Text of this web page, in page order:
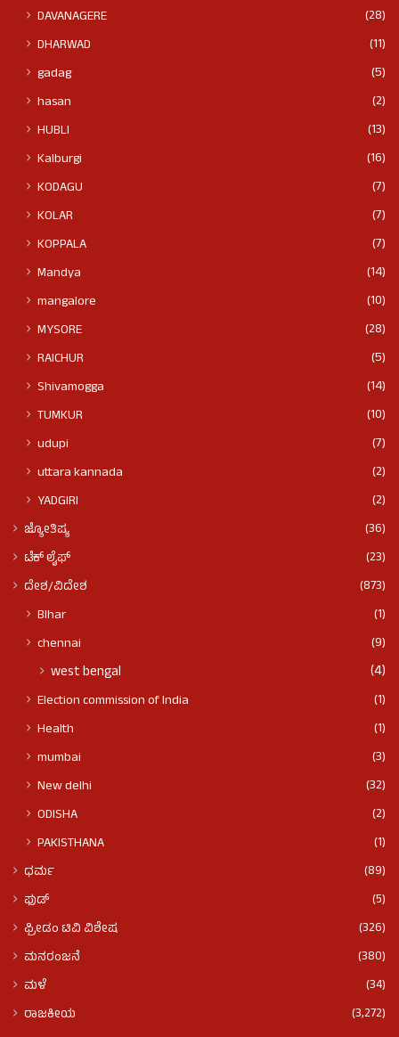
DAVANAGERE
(28)
DHARWAD
(11)
gadag
(5)
hasan
(2)
HUBLI
(13)
Kalburgi
(16)
KODAGU
(7)
KOLAR
(7)
KOPPALA
(7)
Mandya
(14)
mangalore
(10)
MYSORE
(28)
RAICHUR
(5)
Shivamogga
(14)
TUMKUR
(10)
udupi
(7)
uttara kannada
(2)
YADGIRI
(2)
ಜ್ಯೋತಿಷ್ಯ
(36)
ಟೆಕ್ ಲೈಫ್
(23)
ದೇಶ/ವಿದೇಶ
(873)
BIhar
(1)
chennai
(9)
west bengal (4)
Election commission of India
(1)
Health
(1)
mumbai
(3)
New delhi
(32)
ODISHA
(2)
PAKISTHANA
(1)
ಧರ್ಮ
(89)
ಫುಡ್​​
(5)
ಫ್ರೀಡಂ ಟಿವಿ ವಿಶೇಷ
(326)
ಮನರಂಜನೆ
(380)
ಮಳೆ
(34)
ರಾಜಕೀಯ
(3,272)